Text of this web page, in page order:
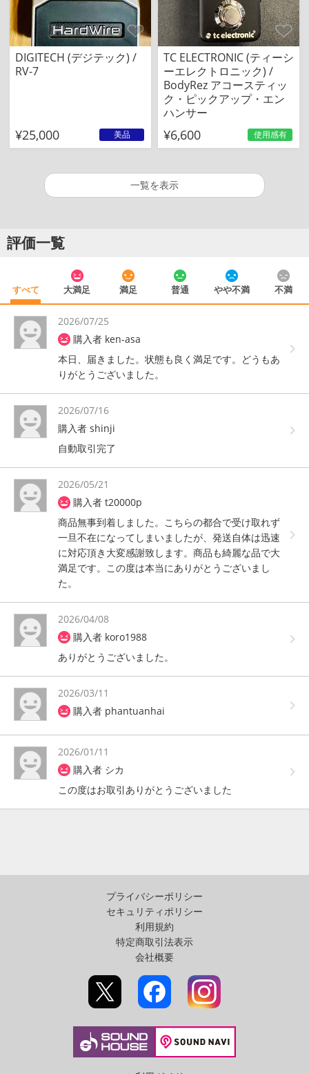
DIGITECH (デジテック) /
RV-7
¥25,000 美品
TC ELECTRONIC (ティーシ
ーエレクトロニック) /
BodyRez アコースティッ
ク・ピックアップ・エン
ハンサー
¥6,600 使用感有
一覧を表示
評価一覧
すべて 大満足 満足 普通 やや不満 不満
2026/07/25
購入者 ken-asa
本日、届きました。状態も良く満足です。どうもあ
りがとうございました。
2026/07/16
購入者 shinji
自動取引完了
2026/05/21
購入者 t20000p
商品無事到着しました。こちらの都合で受け取れず
一旦不在になってしまいましたが、発送自体は迅速
に対応頂き大変感謝致します。商品も綺麗な品で大
満足です。この度は本当にありがとうございまし
た。
2026/04/08
購入者 koro1988
ありがとうございました。
2026/03/11
購入者 phantuanhai
2026/01/11
購入者 シカ
この度はお取引ありがとうございました
プライバシーポリシー
セキュリティポリシー
利用規約
特定商取引法表示
会社概要